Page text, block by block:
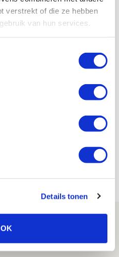
verstrekt of die ze hebben
van hun services.
Details tonen
OK
weer live naar Ajax
lijstje
Jordy Haak
weten over PEC